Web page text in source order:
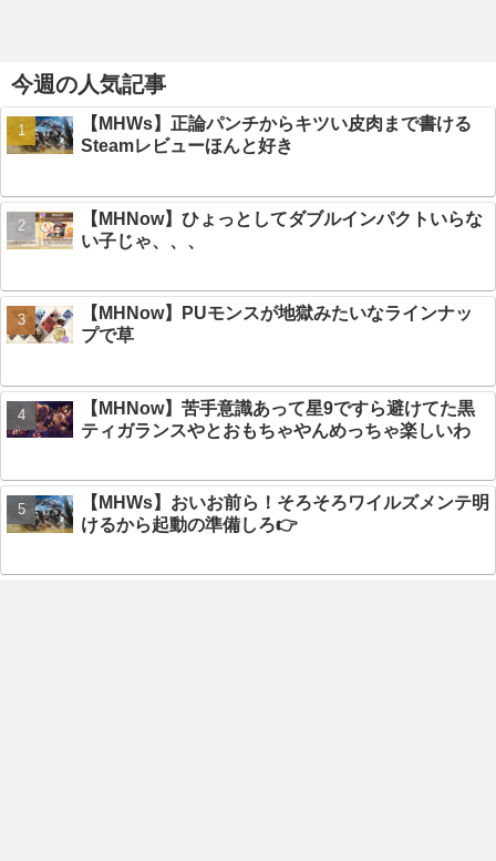
今週の人気記事
【MHWs】正論パンチからキツい皮肉まで書ける
Steamレビューほんと好き
【MHNow】ひょっとしてダブルインパクトいらな
い子じゃ、、、
【MHNow】PUモンスが地獄みたいなラインナッ
プで草
【MHNow】苦手意識あって星9ですら避けてた黒
ティガランスやとおもちゃやんめっちゃ楽しいわ
【MHWs】おいお前ら！そろそろワイルズメンテ明
けるから起動の準備しろ👉